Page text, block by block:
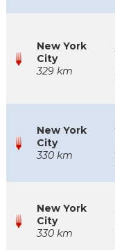
New York
City
329 km
New York
City
330 km
New York
City
330 km